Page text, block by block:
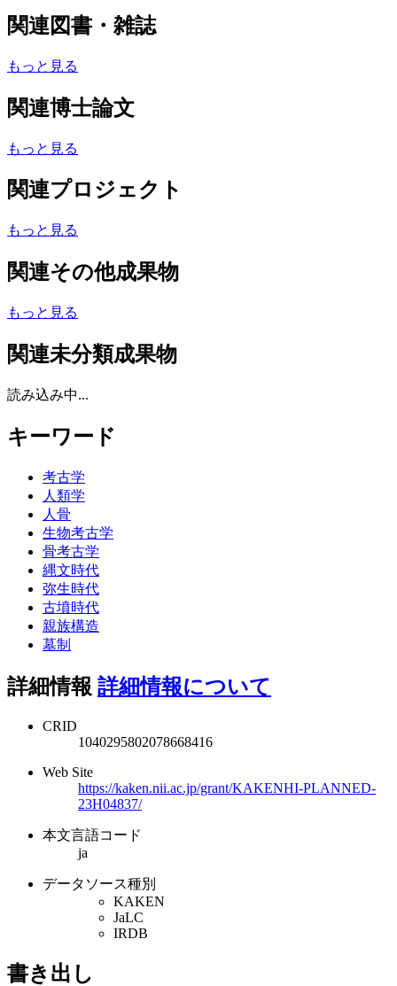
関連図書・雑誌
もっと見る
関連博士論文
もっと見る
関連プロジェクト
もっと見る
関連その他成果物
もっと見る
関連未分類成果物
読み込み中...
キーワード
考古学
人類学
人骨
生物考古学
骨考古学
縄文時代
弥生時代
古墳時代
親族構造
墓制
詳細情報 詳細情報について
CRID
1040295802078668416
Web Site
https://kaken.nii.ac.jp/grant/KAKENHI-PLANNED-
23H04837/
本文言語コード
ja
データソース種別
KAKEN
JaLC
IRDB
書き出し